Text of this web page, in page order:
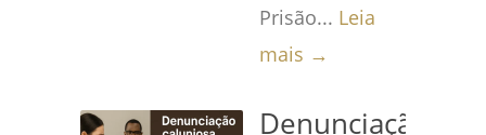
Prisão... Leia
mais →
Denunciação